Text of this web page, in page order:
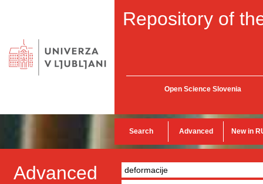
Repository of
Open Science Slovenia
Search Advanced New in
Advanced